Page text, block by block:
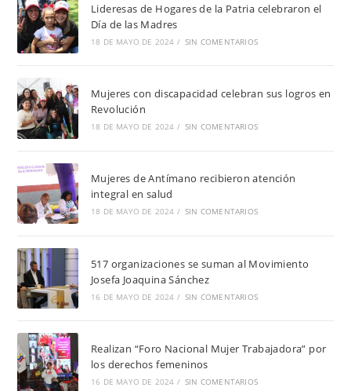
Lideresas de Hogares de la Patria celebraron el
Día de las Madres
18 DE MAYO DE 2024 / SIN COMENTARIOS
Mujeres con discapacidad celebran sus logros en
Revolución
18 DE MAYO DE 2024 / SIN COMENTARIOS
Mujeres de Antímano recibieron atención
integral en salud
18 DE MAYO DE 2024 / SIN COMENTARIOS
517 organizaciones se suman al Movimiento
Josefa Joaquina Sánchez
16 DE MAYO DE 2024 / SIN COMENTARIOS
Realizan “Foro Nacional Mujer Trabajadora” por
los derechos femeninos
16 DE MAYO DE 2024 / SIN COMENTARIOS